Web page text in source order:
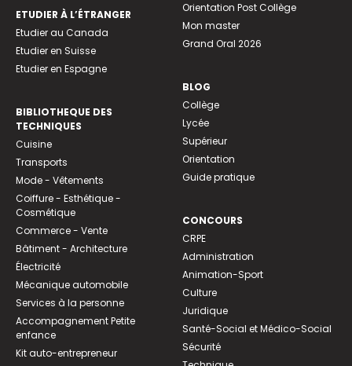
ETUDIER À L’ÉTRANGER
Etudier au Canada
Etudier en Suisse
Etudier en Espagne
BIBLIOTHEQUE DES
TECHNIQUES
Cuisine
Transports
Mode - Vêtements
Coiffure - Esthétique -
Cosmétique
Commerce - Vente
Bâtiment - Architecture
Électricité
Mécanique automobile
Services à la personne
Accompagnement Petite
enfance
Kit auto-entrepreneur
Orientation Post Collège
Mon master
Grand Oral 2026
BLOG
Collège
Lycée
Supérieur
Orientation
Guide pratique
CONCOURS
CRPE
Administration
Animation-Sport
Culture
Juridique
Santé-Social et Médico-Social
Sécurité